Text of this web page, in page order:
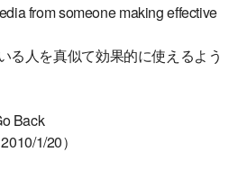
from someone making effective
る人を真似て効果的に使えるよう
Back
1/20）